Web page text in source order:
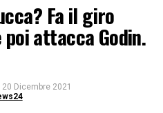
Fa il giro
attacca Godin.
20 Dicembre 2021